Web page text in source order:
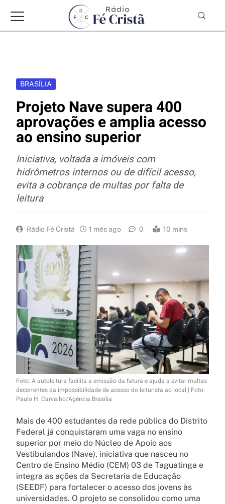
BRASÍLIA
Projeto Nave supera 400
aprovações e amplia acesso
ao ensino superior
Iniciativa, voltada a imóveis com
hidrômetros internos ou de difícil acesso,
evita a cobrança de multas por falta de
leitura
Rádio Fé Cristã 1 mês ago 0 10 mins
Foto: A autoleitura facilita a emissão da fatura e ajuda a evitar multas
decorrentes da impossibilidade de acesso do leiturista ao local | Foto:
Paulo H. Carvalho/Agência Brasília
Mais de 400 estudantes da rede pública do Distrito
Federal já conquistaram uma vaga no ensino
superior por meio do Núcleo de Apoio aos
Vestibulandos (Nave), iniciativa que nasceu no
Centro de Ensino Médio (CEM) 03 de Taguatinga e
integra as ações da Secretaria de Educação
(SEEDF) para fortalecer o acesso dos jovens às
universidades. O projeto se consolidou como uma